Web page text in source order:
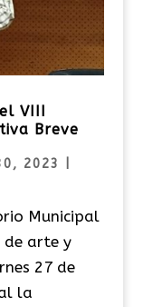
VIII
Breve
2023
Municipal
de arte y
27 de
la